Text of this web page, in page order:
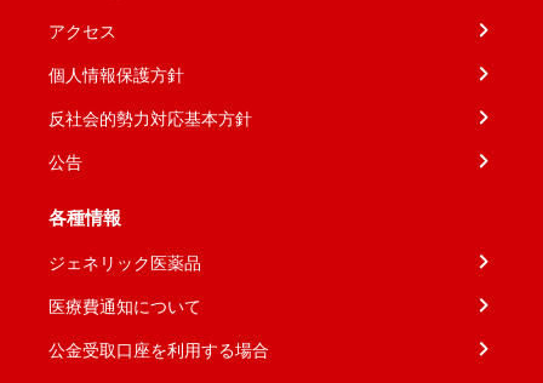
アクセス
個人情報保護方針
反社会的勢力対応基本方針
公告
各種情報
ジェネリック医薬品
医療費通知について
公金受取口座を利用する場合